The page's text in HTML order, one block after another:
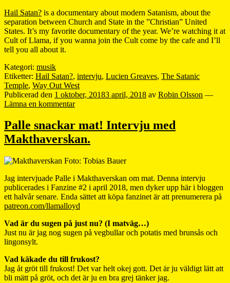
Hail Satan? is a documentary about modern Satanism, about the
separation between Church and State in the ”Christian” United
States. It’s my favorite documentary of the year. We’re watching it at
Cult of Llama, if you wanna join the Cult come by the cafe and I’ll
tell you all about it.
Kategori: musik
Etiketter: Hail Satan?, intervju, Lucien Greaves, The Satanic
Temple, Way Out West
Publicerad den 1 oktober, 20183 april, 2018 av Robin Olsson —
Lämna en kommentar
Palle snackar mat! Intervju med
Makthaverskan.
Jag intervjuade Palle i Makthaverskan om mat. Denna intervju
publicerades i Fanzine #2 i april 2018, men dyker upp här i bloggen
ett halvår senare. Enda sättet att köpa fanzinet är att prenumerera på
patreon.com/llamalloyd
Vad är du sugen på just nu? (I matväg…)
Just nu är jag nog sugen på vegbullar och potatis med brunsås och
lingonsylt.
Vad käkade du till frukost?
Jag åt gröt till frukost! Det var helt okej gott. Det är ju väldigt lätt att
bli mätt på gröt, och det är ju en bra grej tänker jag.